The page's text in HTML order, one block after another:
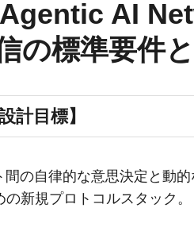
AI
の標準要件
計目標】
の自律的な意思決定と動
新規プロトコルスタック。